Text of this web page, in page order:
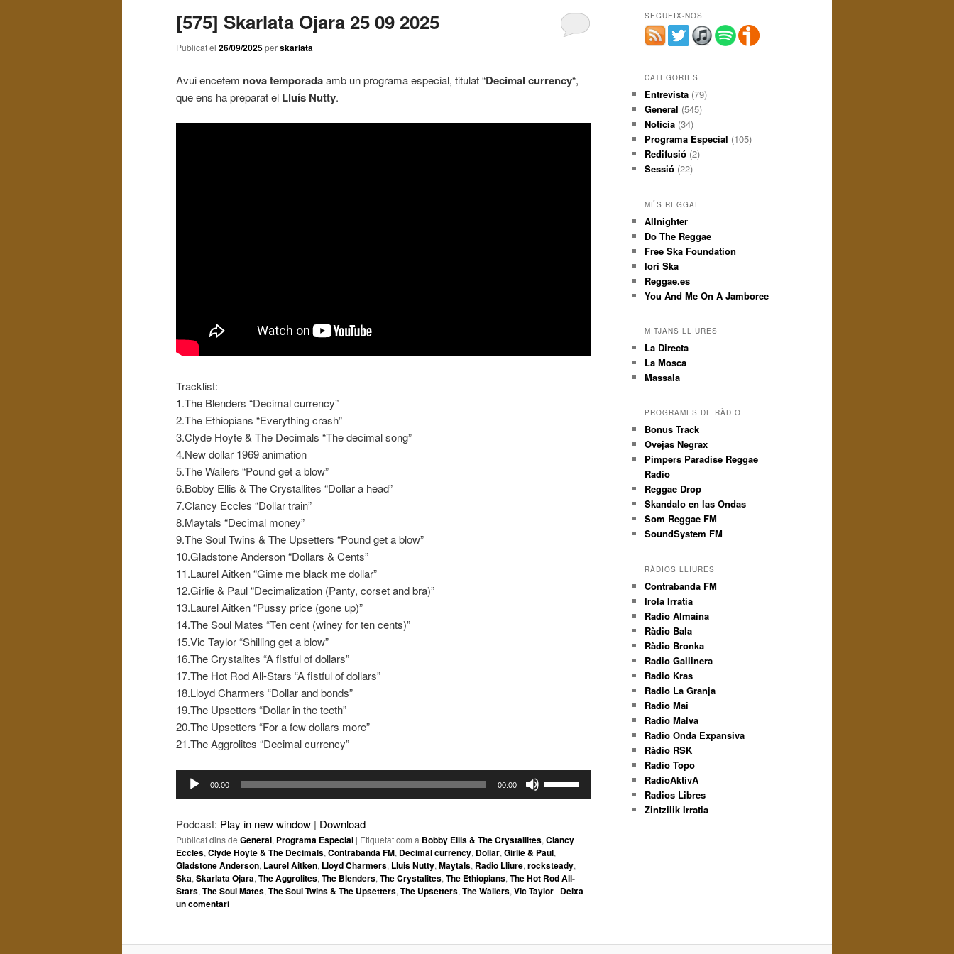
[575] Skarlata Ojara 25 09 2025
Publicat el 26/09/2025perskarlata
Avui encetem nova temporadaamb un programa especial, titulat “Decimal currency“,
que ens ha preparat el Lluís Nutty.
Tracklist:
1.The Blenders “Decimal currency”
2.The Ethiopians “Everything crash”
3.Clyde Hoyte & The Decimals “The decimal song”
4.New dollar 1969 animation
5.The Wailers “Pound get a blow”
6.Bobby Ellis & The Crystallites “Dollar a head”
7.Clancy Eccles “Dollar train”
8.Maytals “Decimal money”
9.The Soul Twins & The Upsetters “Pound get a blow”
10.Gladstone Anderson “Dollars & Cents”
11.Laurel Aitken “Gime me black me dollar”
12.Girlie & Paul “Decimalization (Panty, corset and bra)”
13.Laurel Aitken “Pussy price (gone up)”
14.The Soul Mates “Ten cent (winey for ten cents)”
15.Vic Taylor “Shilling get a blow”
16.The Crystalites “A fistful of dollars”
17.The Hot Rod All-Stars “A fistful of dollars”
18.Lloyd Charmers “Dollar and bonds”
19.The Upsetters “Dollar in the teeth”
20.The Upsetters “For a few dollars more”
21.The Aggrolites “Decimal currency”
Reproductor
d'àudio
00:00 00:00
de
fletxa
cap
amunt/cap
incrementar
Podcast: Play in new window | Download
Publicat dins de General, Programa Especial | Etiquetat com a Bobby Ellis & The Crystallites, Clancy
Eccles, Clyde Hoyte & The Decimals, Contrabanda FM, Decimal currency, Dollar, Girlie & Paul,
Gladstone Anderson, Laurel Aitken, Lloyd Charmers, Lluis Nutty, Maytals, Radio Lliure, rocksteady,
Ska, Skarlata Ojara, The Aggrolites, The Blenders, The Crystalites, The Ethiopians, The Hot Rod All-
Stars, The Soul Mates, The Soul Twins & The Upsetters, The Upsetters, The Wailers, Vic Taylor | Deixa
un comentari
SEGUEIX-NOS
CATEGORIES
Entrevista (79)
General (545)
Noticia (34)
Programa Especial (105)
Redifusió (2)
Sessió (22)
MÉS REGGAE
Allnighter
Do The Reggae
Free Ska Foundation
Iori Ska
Reggae.es
You And Me On A Jamboree
MITJANS LLIURES
La Directa
La Mosca
Massala
PROGRAMES DE RÀDIO
Bonus Track
Ovejas Negrax
Pimpers Paradise Reggae
Radio
Reggae Drop
Skandalo en las Ondas
Som Reggae FM
SoundSystem FM
RÀDIOS LLIURES
Contrabanda FM
Irola Irratia
Radio Almaina
Ràdio Bala
Ràdio Bronka
Radio Gallinera
Radio Kras
Radio La Granja
Radio Mai
Radio Malva
Radio Onda Expansiva
Ràdio RSK
Radio Topo
RadioAktivA
Radios Libres
Zintzilik Irratia